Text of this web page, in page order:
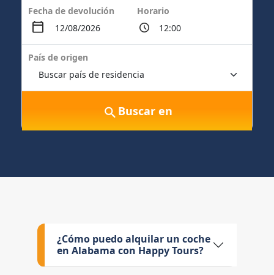
Fecha de devolución Horario
País de origen
Buscar en
¿Cómo puedo alquilar un coche
en Alabama con Happy Tours?